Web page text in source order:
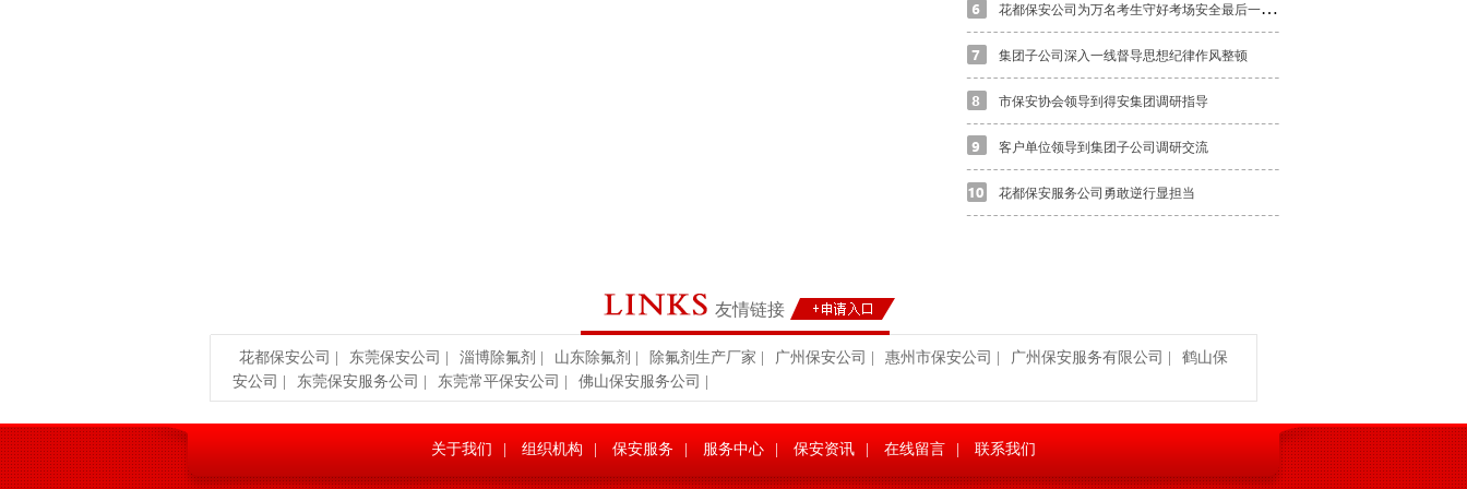
1、发现盗窃案件发生，要切实履行保安人员的职责，迅速制止犯罪。
花
都保安公司为万名考生守好考场安全最后一道关
集团子公司深入一线督导思想纪律作风整顿
市保安协会领导到得安集团调研指导
客户单位领导到集团子公司调研交流
花都保安服务公司勇敢逆行显担当
友情链接
花都保安公司 东莞保安公司 淄博除氟剂 山东除氟剂 除氟剂生产厂家 广州保安公司 惠州市保安公司 广州保安服务有限公司
鹤山保
安公司
东莞保安服务公司 东莞常平保安公司 佛山保安服务公司
关于我们 组织机构 保安服务 服务中心 保安资讯 在线留言 联系我们